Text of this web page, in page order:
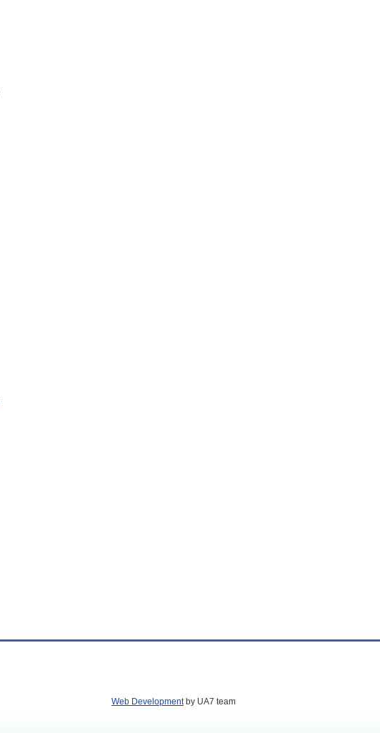
Web Developmentby UA7 team